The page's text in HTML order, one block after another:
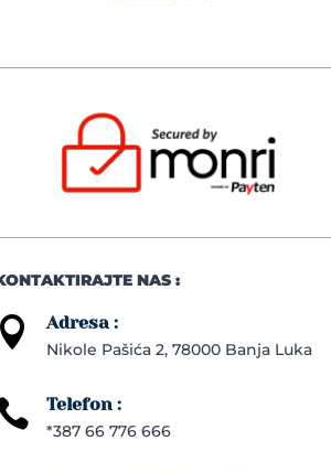
NAS :
 Adresa :
Nikole Pašića 2, 78000 Banja Luka
Telefon :
*387 66 776 666